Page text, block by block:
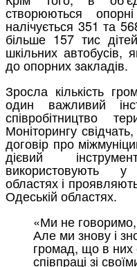
створюються
налічується 351 та
більше 157 тис
шкільних автобусів,
до опорних закладів.
Зросла кількість
один важливий
співробітництво
Моніторингу
договір про
дієвий
використовують у
областях і
Одеській областях.
«Ми не
Але ми знову і
громад, що в них
співпраці зі